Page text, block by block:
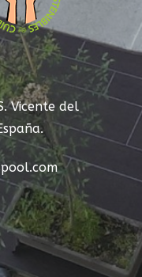
Vicente del